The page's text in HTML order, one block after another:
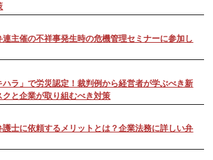
連主催の不祥事発生時の危機管理セミナーに参加し
ハラ」で労災認定！裁判例から経営者が学ぶべき新
と企業が取り組むべき対策
士に依頼するメリットとは？企業法務に詳しい弁